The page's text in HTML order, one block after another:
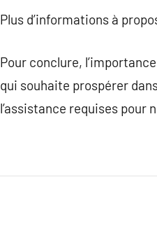
Plus d’informations à
Pour conclure,
qui souhaite prospérer
l’assistance requises